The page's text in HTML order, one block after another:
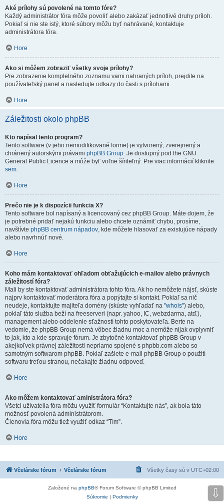
Aké prílohy sú povolené na tomto fóre?
Každý administrátor fóra môže povoliť alebo zakázať jednotlivé druhy príloh.
Pokiaľ si nie ste istý, ktoré súbory môžu byť nahrávané, kontaktuje
administrátora fóra.
Hore
Ako si môžem zobraziť všetky svoje prílohy?
Pre zobrazenie kompletného zoznamu vami nahraných príloh, prejdite na
používateľský panel a nasledujte odkazy do časti s prílohami.
Hore
Záležitosti okolo phpBB
Kto napísal tento program?
Tento software (v jeho nemodifikované forme) je vytvorený, zverejnený a
chránený autorskými právami phpBB Group. Je dostupný pod the GNU
General Public Licence a môže byť voľne šíriteľný. Pre viac informácií kliknite
sem.
Hore
Prečo nie je k dispozícii funkcia X?
Tento software bol napísaný a licencovaný cez phpBB Group. Máte dojem, že
je potrebné pridať nejakú funkciu alebo chcete oznámiť chybu, prosíme,
navštívte phpBB centrum nápadov, kde môžete hlasovať za existujúce nápady
alebo navrhnúť nové.
Hore
Koho mám kontaktovať ohľadom obťažujúcich e-mailov alebo právnych
záležitostí fóra?
Mali by ste kontaktovať administrátora tohto fóra. Ak ho nemôžete nájsť, skúste
najprv kontaktovať moderátora fóra a popýtajte si kontakt. Pokiaľ sa nič
neudeje, kontaktujte majiteľa domény (skúste vyhľadať na "whois") alebo,
pokiaľ táto služba beží na freeserveri (napr. yahoo, IC, webzdarma, atď.),
management alebo oddelenie sťažností tohto poskytovateľa. Berte na
vedomie, že phpBB Group nemá vôbec žiadnu moc a nemôže nijak ovplyvniť
to jak, kto a kde spravuje fórum. Je zbytočné kontaktovať phpBB Group v
akejkoľvek právnej záležitosti nepriamo spojené s phpbb.com alebo so
samotným softwarom phpBB. Pokiaľ zašlete e-mail phpBB Group o použití
softwaru treťou stranou, nečakajte žiadnu odpoveď.
Hore
Ako môžem kontaktovať aministrátora fóra?
Všetci užívatelia fóra môžu využiť formulár “Kontaktujte nás”, ak bola táto
možnosť povolená administrátorom.
Členovia fóra môžu tiež využiť odkaz “Tím”.
Hore
Včelárske fórum Včelárske fórum Všetky časy sú v UTC+02:00
Založené na phpBB® Forum Software © phpBB Limited
Súkromie | Podmienky ⇩